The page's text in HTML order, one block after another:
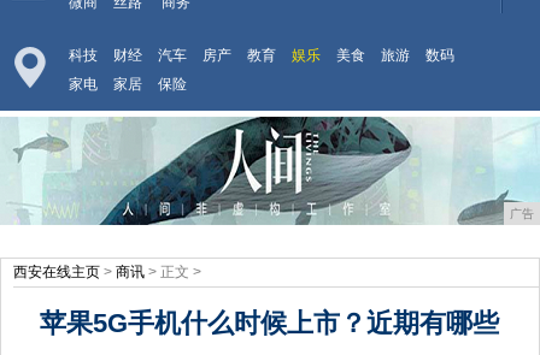
科技 财经 汽车 房产 教育 娱乐 美食 旅游
数码
家电
家居 保险
广告
西安在线主页 > 商讯 > 正文 >
苹果5G手机什么时候上市？近期有哪些